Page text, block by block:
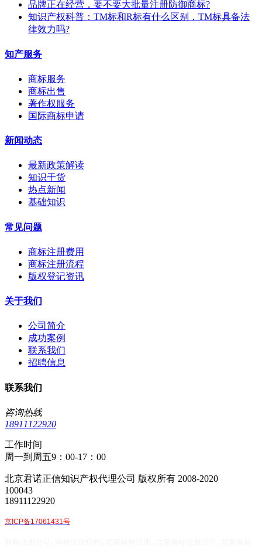
​品牌正在经营，要不要大批量注册防御商标?
知识产权科普：TM标和R标有什么区别，TM标具备法
律效力吗?
知产服务
商标服务
商标出售
著作权服务
国际商标申请
新闻动态
最新政策解读
知识干货
热点新闻
基础知识
常见问题
商标注册费用
商标注册流程
版权登记资讯
关于我们
公司简介
成功案例
联系我们
招聘信息
联系我们
咨询热线
18911122920
工作时间
周一到周五9：00-17：00
北京君诺正信知识产权代理公司 版权所有 2008-2020
100043
18911122920
京ICP备17061431号